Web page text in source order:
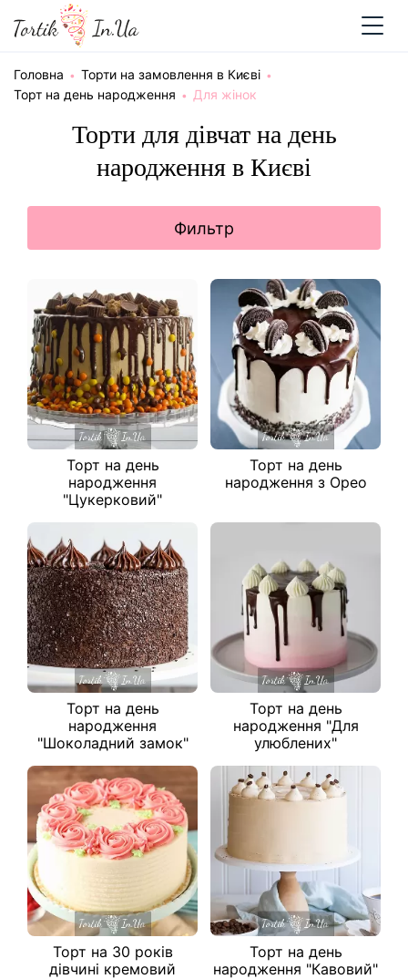
Головна
Торти на замовлення в Києві
Торт на день народження
Для жінок
Торти для дівчат на день
народження в Києві
Фильтр
Торт на день
народження
"Цукерковий"
Торт на день
народження з Орео
Торт на день
народження
"Шоколадний замок"
Торт на день
народження "Для
улюблених"
Торт на 30 років
дівчині кремовий
Торт на день
народження "Кавовий"